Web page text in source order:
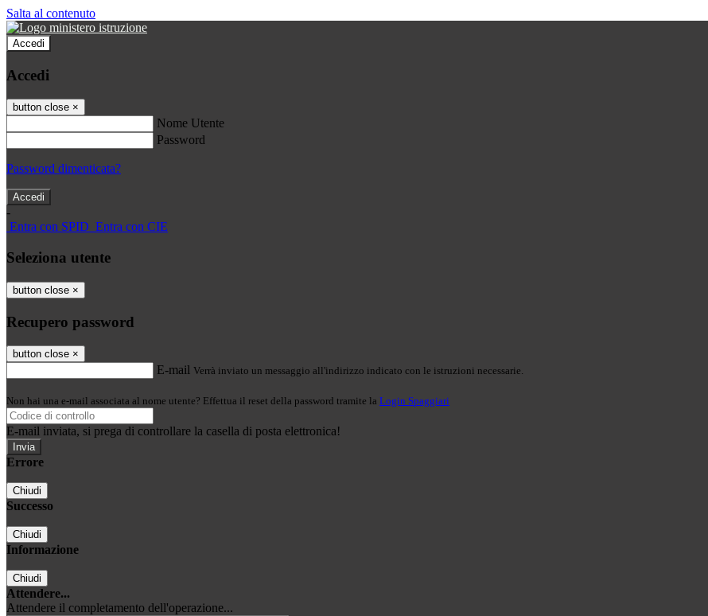
Salta al contenuto
Accedi
Accedi
button close ×
Nome Utente
Password
Password dimenticata?
-
Entra con SPID Entra con CIE
Seleziona utente
button close ×
Recupero password
button close ×
E-mail Verrà inviato un messaggio all'indirizzo indicato con le istruzioni necessarie.
Non hai una e-mail associata al nome utente? Effettua il reset della password tramite la Login Spaggiari
E-mail inviata, si prega di controllare la casella di posta elettronica!
Errore
Chiudi
Successo
Chiudi
Informazione
Chiudi
Attendere...
Attendere il completamento dell'operazione...